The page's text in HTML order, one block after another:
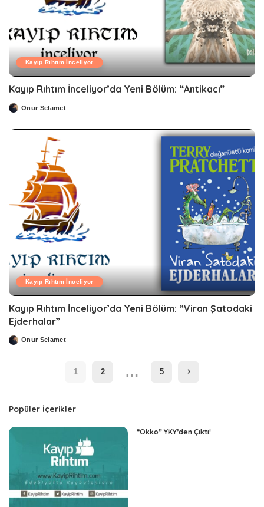
Kayıp Rıhtım İnceliyor
Kayıp Rıhtım İnceliyor’da Yeni Bölüm: “Antikacı”
PostedOnur Selamet
Kayıp Rıhtım İnceliyor
Kayıp Rıhtım İnceliyor’da Yeni Bölüm: “Viran Şatodaki
Ejderhalar”
PostedOnur Selamet
1 2 … 5
Popüler İçerikler
“Okko” YKY’den Çıktı!